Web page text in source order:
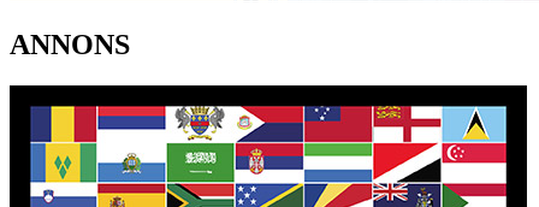
ANNONS